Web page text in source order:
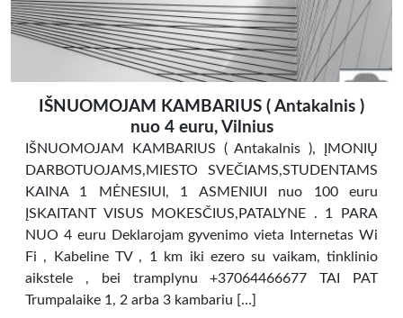
IŠNUOMOJAM KAMBARIUS ( Antakalnis )
nuo 4 euru, Vilnius
IŠNUOMOJAM KAMBARIUS ( Antakalnis ), ĮMONIŲ
DARBOTUOJAMS,MIESTO SVEČIAMS,STUDENTAMS
KAINA 1 MĖNESIUI, 1 ASMENIUI nuo 100 euru
ĮSKAITANT VISUS MOKESČIUS,PATALYNE . 1 PARA
NUO 4 euru Deklarojam gyvenimo vieta Internetas Wi
Fi , Kabeline TV , 1 km iki ezero su vaikam, tinklinio
aikstele , bei tramplynu +37064466677 TAI PAT
Trumpalaike 1, 2 arba 3 kambariu […]